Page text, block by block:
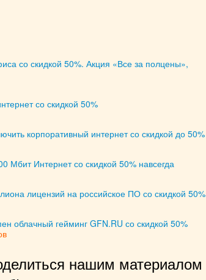
со скидкой 50%. Акция «Все за полцены»,
со скидкой 50%
корпоративный интернет со скидкой до 50%
Мбит Интернет со скидкой 50% навсегда
лицензий на российское ПО со скидкой 50%
облачный гейминг GFN.RU со скидкой 50%
нашим материалом